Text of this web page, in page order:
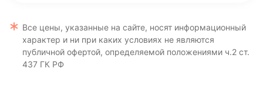
Все цены, указанные на сайте, носят информационный
характер и ни при каких условиях не являются
публичной офертой, определяемой положениями ч.2 ст.
437 ГК РФ